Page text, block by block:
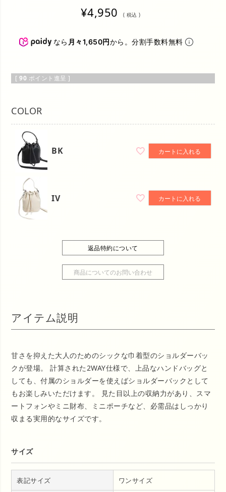
¥4,950 税込
なら 月々1,650円から。分割手数料無料
[ 90 ポイント進呈 ]
COLOR
BK カートに入れる
IV カートに入れる
返品特約について
商品についてのお問い合わせ
アイテム説明
甘さを抑えた大人のためのシックな巾着型のショルダーバッ
クが登場。 計算された2WAY仕様で、上品なハンドバッグと
しても、付属のショルダーを使えばショルダーバックとして
もお楽しみいただけます。 見た目以上の収納力があり、スマ
ートフォンやミニ財布、ミニポーチなど、必需品はしっかり
収まる実用的なサイズです。
サイズ
表記サイズ ワンサイズ